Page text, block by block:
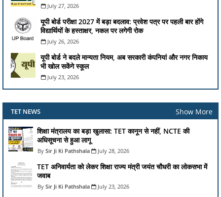
July 27, 2026
यूपी बोर्ड परीक्षा 2027 में बड़ा बदलाव: प्रवेश पत्र पर पहली बार होंगे
विद्यार्थियों के हस्ताक्षर, नकल पर लगेगी रोक
July 26, 2026
यूपी बोर्ड ने बदले मान्यता नियम, अब सरकारी कंपनियां और नगर निकाय
भी खोल सकेंगे स्कूल
July 23, 2026
TET NEWS Show More
शिक्षा मंत्रालय का बड़ा खुलासा: TET कानून से नहीं, NCTE की
अधिसूचना से हुआ लागू
Sir Ji Ki Pathshala July 28, 2026
TET अनिवार्यता को लेकर शिक्षा राज्य मंत्री जयंत चौधरी का लोकसभा में
जवाब
Sir Ji Ki Pathshala July 23, 2026